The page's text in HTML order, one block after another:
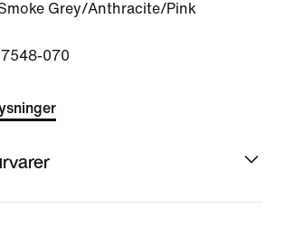
Grey/Anthracite/Pink
070